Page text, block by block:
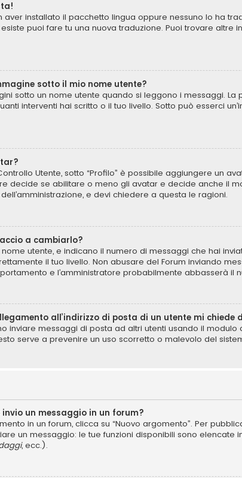
aver installato il pacchetto lingua oppure nessuno lo ha
puoi fare tu una nuova traduzione. Puoi trovare
sotto il mio nome utente?
sotto un nome utente quando si leggono i messaggi.
interventi hai scritto o il tuo livello. Sotto può esserci
Utente, sotto “Profilo” è possibile aggiungere un
decide se abilitare o meno gli avatar e decide anche il
e devi chiedere a questa le ragioni.
a cambiarlo?
utente, e indicano il numero di messaggi che hai
il tuo livello. Non abusare del Forum inviando
e l’amministratore probabilmente abbasserà il
all’indirizzo di posta di un utente mi
inviare messaggi di posta ad altri utenti usando il
serve a prevenire un uso scorretto o malevolo del
un messaggio in un forum?
in un forum, clicca su “Nuovo argomento”. Per
un messaggio: le tue funzioni disponibili sono elencate
, ecc.).